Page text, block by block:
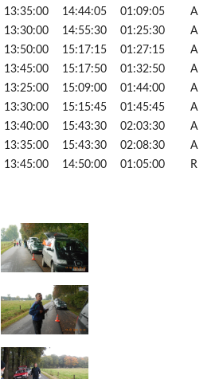
13:35:00 14:44:05 01:09:05
A
13:30:00 14:55:30 01:25:30
A
13:50:00 15:17:15 01:27:15
A
13:45:00 15:17:50 01:32:50
A
13:25:00 15:09:00 01:44:00
A
13:30:00 15:15:45 01:45:45
A
13:40:00 15:43:30 02:03:30
A
13:35:00 15:43:30 02:08:30
A
13:45:00 14:50:00 01:05:00 R